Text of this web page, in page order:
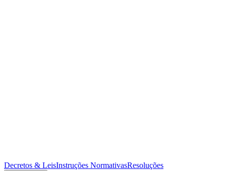
Decretos & LeisInstruções NormativasResoluções